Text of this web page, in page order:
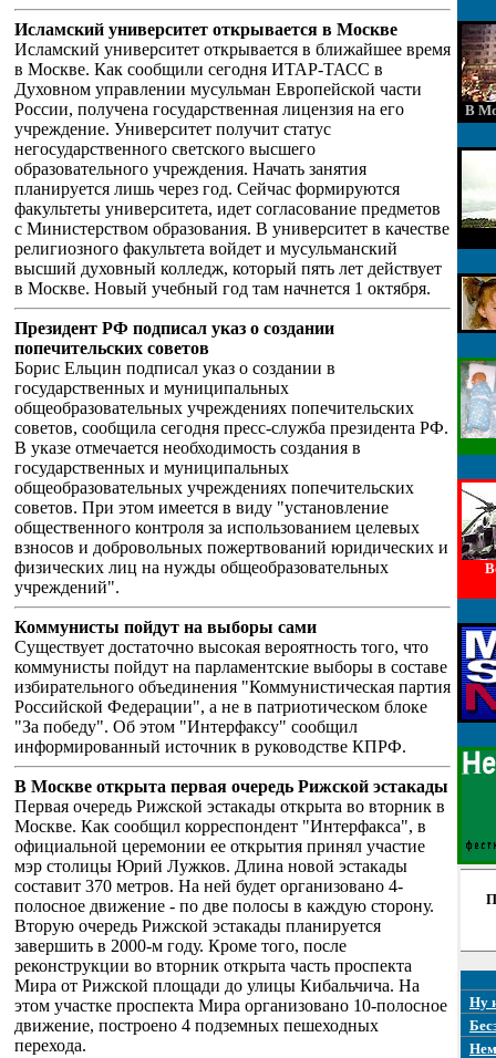
Исламский университет открывается в Москве
Исламский университет открывается в ближайшее время
в Москве. Как сообщили сегодня ИТАР-ТАСС в
Духовном управлении мусульман Европейской части
России, получена государственная лицензия на его
учреждение. Университет получит статус
негосударственного светского высшего
образовательного учреждения. Начать занятия
планируется лишь через год. Сейчас формируются
факультеты университета, идет согласование предметов
с Министерством образования. В университет в качестве
религиозного факультета войдет и мусульманский
высший духовный колледж, который пять лет действует
в Москве. Новый учебный год там начнется 1 октября.
Президент РФ подписал указ о создании
попечительских советов
Борис Ельцин подписал указ о создании в
государственных и муниципальных
общеобразовательных учреждениях попечительских
советов, сообщила сегодня пресс-служба президента РФ.
В указе отмечается необходимость создания в
государственных и муниципальных
общеобразовательных учреждениях попечительских
советов. При этом имеется в виду "установление
общественного контроля за использованием целевых
взносов и добровольных пожертвований юридических и
физических лиц на нужды общеобразовательных
учреждений".
Коммунисты пойдут на выборы сами
Существует достаточно высокая вероятность того, что
коммунисты пойдут на парламентские выборы в составе
избирательного объединения "Коммунистическая партия
Российской Федерации", а не в патриотическом блоке
"За победу". Об этом "Интерфаксу" сообщил
информированный источник в руководстве КПРФ.
В Москве открыта первая очередь Рижской эстакады
Первая очередь Рижской эстакады открыта во вторник в
Москве. Как сообщил корреспондент "Интерфакса", в
официальной церемонии ее открытия принял участие
мэр столицы Юрий Лужков. Длина новой эстакады
составит 370 метров. На ней будет организовано 4-
полосное движение - по две полосы в каждую сторону.
Вторую очередь Рижской эстакады планируется
завершить в 2000-м году. Кроме того, после
реконструкции во вторник открыта часть проспекта
Мира от Рижской площади до улицы Кибальчича. На
этом участке проспекта Мира организовано 10-полосное
движение, построено 4 подземных пешеходных
перехода.
В
Ну